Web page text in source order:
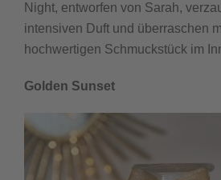
Night, entworfen von Sarah,
intensiven Duft und überraschen
hochwertigen Schmuckstück im
Golden Sunset